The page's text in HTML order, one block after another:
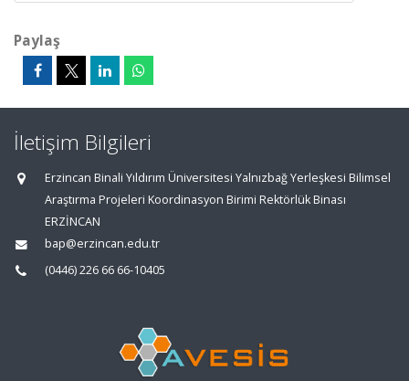
Paylaş
İletişim Bilgileri
Erzincan Binali Yıldırım Üniversitesi Yalnızbağ Yerleşkesi Bilimsel
Araştırma Projeleri Koordinasyon Birimi Rektörlük Binası
ERZİNCAN
bap@erzincan.edu.tr
(0446) 226 66 66-10405